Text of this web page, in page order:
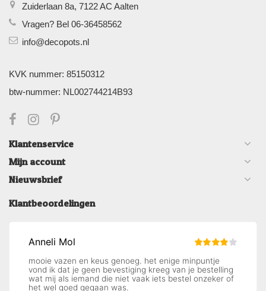
Zuiderlaan 8a, 7122 AC Aalten
Vragen? Bel 06-36458562
info@decopots.nl
KVK nummer: 85150312
btw-nummer: NL002744214B93
Klantenservice
Mijn account
Nieuwsbrief
Klantbeoordelingen